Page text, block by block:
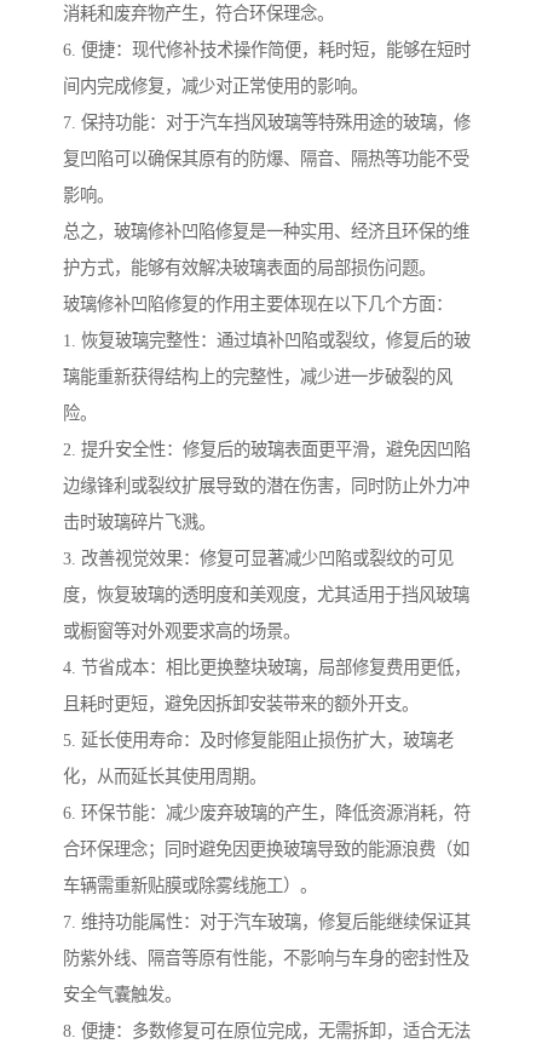
消耗和废弃物产生，符合环保理念。
6. 便捷：现代修补技术操作简便，耗时短，能够在短时
间内完成修复，减少对正常使用的影响。
7. 保持功能：对于汽车挡风玻璃等特殊用途的玻璃，修
复凹陷可以确保其原有的防爆、隔音、隔热等功能不受
影响。
总之，玻璃修补凹陷修复是一种实用、经济且环保的维
护方式，能够有效解决玻璃表面的局部损伤问题。
玻璃修补凹陷修复的作用主要体现在以下几个方面：
1. 恢复玻璃完整性：通过填补凹陷或裂纹，修复后的玻
璃能重新获得结构上的完整性，减少进一步破裂的风
险。
2. 提升安全性：修复后的玻璃表面更平滑，避免因凹陷
边缘锋利或裂纹扩展导致的潜在伤害，同时防止外力冲
击时玻璃碎片飞溅。
3. 改善视觉效果：修复可显著减少凹陷或裂纹的可见
度，恢复玻璃的透明度和美观度，尤其适用于挡风玻璃
或橱窗等对外观要求高的场景。
4. 节省成本：相比更换整块玻璃，局部修复费用更低，
且耗时更短，避免因拆卸安装带来的额外开支。
5. 延长使用寿命：及时修复能阻止损伤扩大，玻璃老
化，从而延长其使用周期。
6. 环保节能：减少废弃玻璃的产生，降低资源消耗，符
合环保理念；同时避免因更换玻璃导致的能源浪费（如
车辆需重新贴膜或除雾线施工）。
7. 维持功能属性：对于汽车玻璃，修复后能继续保证其
防紫外线、隔音等原有性能，不影响与车身的密封性及
安全气囊触发。
8. 便捷：多数修复可在原位完成，无需拆卸，适合无法